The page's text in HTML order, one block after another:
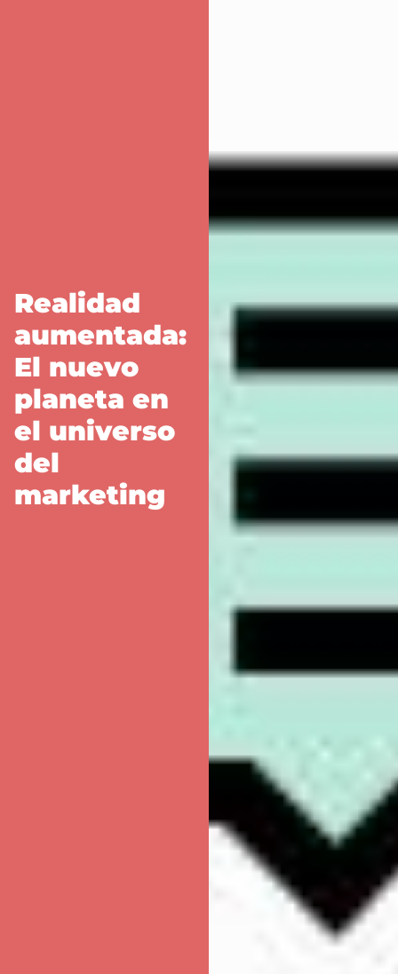
Realidad
aumentada:
El nuevo
planeta en
el universo
del
marketing